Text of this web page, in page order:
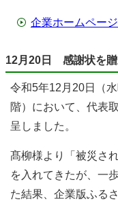
企業ホームページ
12月20日 感謝状を贈
令和5年12月20日（
階）において、代表
呈しました。
髙柳様より「被災さ
を入れてきたが、一
た結果、企業版ふる